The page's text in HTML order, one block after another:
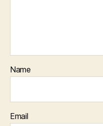
Name
Email